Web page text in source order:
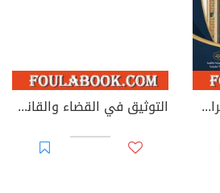
الوصية الواجبة بين الميراث والوصية: دراسة في الطبيعة القانونية والأساس التشريعي وإشكاليات التطبيق التوثيق في القضاء والقانون المغربيين - الأجزاء من 44 إلى 67